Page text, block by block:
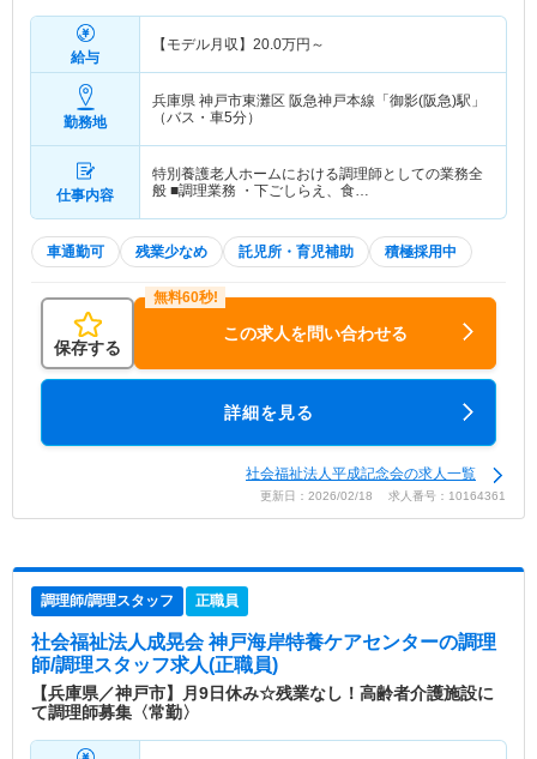
給与
【モデル月収】 20.0万円～
勤務地
兵庫県 神戸市東灘区 阪急神戸本線「御影(阪急)駅」
（バス・車5分）
仕事内容
特別養護老人ホームにおける調理師としての業務全
般 ■調理業務 ・下ごしらえ、食…
車通勤可 残業少なめ 託児所・育児補助 積極採用中
保存する
この求人を問い合わせる
詳細を見る
社会福祉法人平成記念会の求人一覧
更新日：2026/02/18 求人番号：10164361
調理師/調理スタッフ 正職員
社会福祉法人成晃会 神戸海岸特養ケアセンターの調理
師/調理スタッフ求人(正職員)
【兵庫県／神戸市】月9日休み☆残業なし！高齢者介護施設に
て調理師募集〈常勤〉